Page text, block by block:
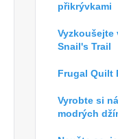
přikrývkami
Vyzkoušejte
Snail's Trail
Frugal Quilt
Vyrobte si
modrých